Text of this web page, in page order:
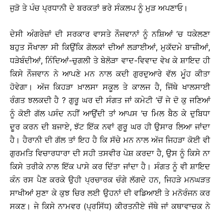
ਜੁੜੋ ਤੇ ਪੰਚ ਪ੍ਰਧਾਨੀ ਦੇ ਬਰਕਤਾਂ ਭਰੇ ਸੰਕਲਪ ਨੂੰ ਮੁੜ ਅਪਣਾਓ।
ਦੇਸੀ ਅੰਗਰੇਜ਼ਾਂ ਦੀ ਸਰਕਾਰ ਵਾਸਤੇ ਨੌਜਵਾਨਾਂ ਨੂੰ ਨਸ਼ਿਆਂ ’ਚ ਧਕੇਲਣਾ
ਬਹੁਤ ਸੌਖਾਲਾ ਸੀ ਕਿਉਂਕਿ ਗੋਲਕਾਂ ਦੀਆਂ ਲੜਾਈਆਂ, ਮੁਕੱਦਮੇ ਬਾਜ਼ੀਆਂ,
ਧੜੇਬੰਦੀਆਂ, ਨਿੰਦਿਆਂ-ਚੁਗਲੀ ਤੇ ਬੇਲੋੜਾ ਵਾਦ-ਵਿਵਾਦ ਵੇਖ ਕੇ ਸ਼ਾਇਦ ਹੀ
ਕਿਸੇ ਨੌਜਵਾਨ ਨੇ ਆਪਣੇ ਮਨ ਨਾਲ ਕਦੀ ਗੁਰਦੁਆਰੇ ਵੱਲ ਮੂੰਹ ਕੀਤਾ
ਹੋਵੇਗਾ। ਅੱਜ ਕਿਹੜਾ ਖ਼ਾਲਸਾ ਸਕੂਲ ਤੇ ਕਾਲਜ ਹੈ, ਜਿੱਥੇ ਖਾਲਸਾਈ
ਰੰਗਤ ਝਲਕਦੀ ਹੈ ? ਗੁਰੂ ਘਰ ਦੀ ਸੰਗਤ ਜਾਂ ਕਮੇਟੀ ’ਚੋਂ ਜੇ ਦੋ ਕੁ ਜਣਿਆਂ
ਨੂੰ ਕੋਈ ਗੱਲ ਪਸੰਦ ਨਹੀਂ ਆਉਂਦੀ ਤਾਂ ਆਪਸ ’ਚ ਮਿਲ ਬੈਠ ਕੇ ਦੁਬਿਧਾ
ਦੂਰ ਕਰਨ ਦੀ ਬਜਾਏ, ਝੱਟ ਇੱਕ ਨਵਾਂ ਗੁਰੂ ਘਰ ਹੀ ਉਸਾਰ ਲਿਆ ਜਾਂਦਾ
ਹੈ। ਹੈਰਾਨੀ ਦੀ ਗੱਲ ਤਾਂ ਇਹ ਹੈ ਕਿ ਸੱਚੇ ਮਨ ਨਾਲ ਅੱਜ ਜਿਹੜਾ ਕੋਈ ਵੀ
ਗੁਰਮਤਿ ਵਿਚਾਰਧਾਰਾ ਦੀ ਸਹੀ ਤਸਵੀਰ ਪੇਸ਼ ਕਰਦਾ ਹੈ, ਉਸ ਨੂੰ ਕਿਸੇ ਨਾ
ਕਿਸੇ ਤਰੀਕੇ ਨਾਲ ਇੱਕ ਪਾਸੇ ਕਰ ਦਿੱਤਾ ਜਾਂਦਾ ਹੈ। ਸੰਗਤ ਨੂੰ ਵੀ ਸ਼ਾਇਦ
ਕੰਨ ਰਸ ਪੈਣ ਕਰਕੇ ਉਹੀ ਪ੍ਰਚਾਰਕ ਚੰਗੇ ਲੱਗਦੇ ਹਨ, ਜਿਹੜੇ ਮਨਘੜਤ
ਸਾਖੀਆਂ ਸੁਣਾ ਕੇ ਕੁਝ ਚਿਰ ਲਈ ਉਹਨਾਂ ਦੀ ਵਡਿਆਈ ਤੇ ਮਨੋਰੰਜਨ ਕਰ
ਸਕਣ। ਜੇ ਕਿਸੇ ਨਾਮਵਰ (ਪ੍ਰਸਿੱਧ) ਕੀਰਤਨੀਏ ਜੱਥੇ ਜਾਂ ਕਥਾਵਾਚਕ ਨੇ